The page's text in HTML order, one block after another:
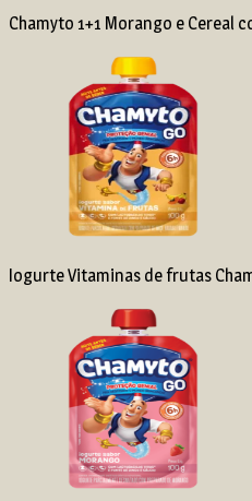
Chamyto 1+1 Morango e Cereal
Iogurte Vitaminas de frutas